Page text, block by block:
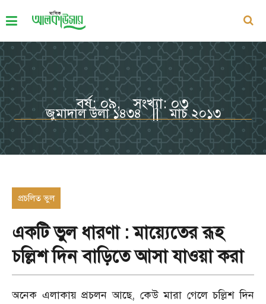
বর্ষ: ০৯, সংখ্যা: ০৩
জুমাদাল উলা ১৪৩৪ || মার্চ ২০১৩
প্রচলিত ভুল
একটি ভুল ধারণা : মায়্যেতের রূহ
চল্লিশ দিন বাড়িতে আসা যাওয়া করা
অনেক এলাকায় প্রচলন আছে, কেউ মারা গেলে চল্লিশ দিন